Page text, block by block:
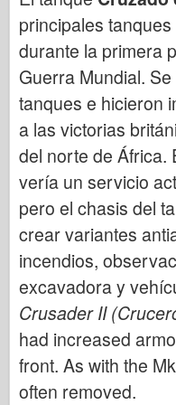
Bronco
Afición cibernética
Dnepromodel
Dragón
Eduard
Modelo E.T.
Moldes finos
Fuerzas de valor
FriulModelo
Hasegawa
Heller
HobbyBoss
Modelos IBG
Icm
principales
durante la primera
Guerra Mundial.
tanques e hicieron
a las victorias
del norte de África.
vería un servicio
pero el chasis del
crear variantes
incendios,
excavadora y
Crusader II
had increased
front. As with the
often removed.